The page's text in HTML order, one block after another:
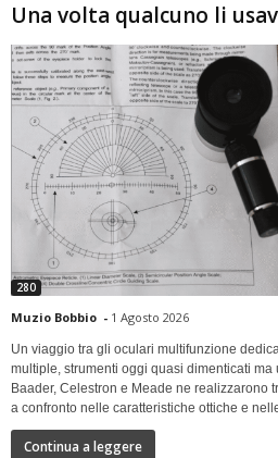
Una volta qualcuno li
280
Muzio Bobbio - 1 Agosto 2026
Un viaggio tra gli oculari multifunzione
multiple, strumenti oggi quasi dimenticati ma
Baader, Celestron e Meade ne realizzarono
a confronto nelle caratteristiche ottiche e
Continua a leggere